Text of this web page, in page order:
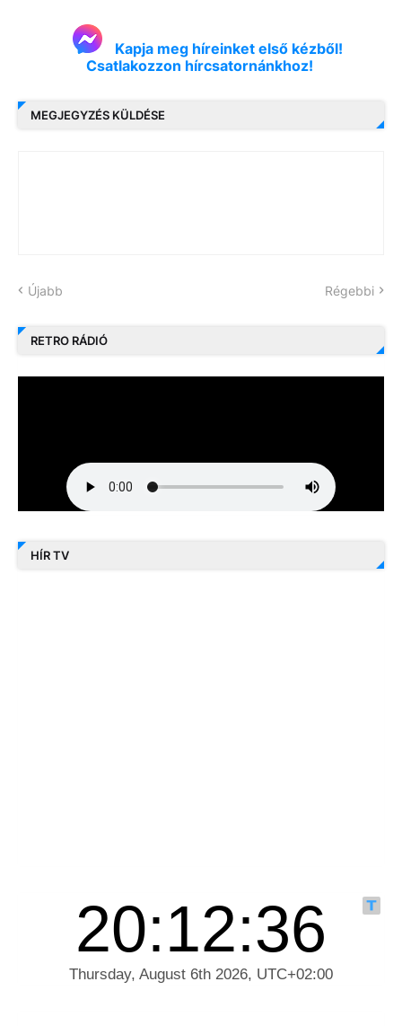
Kapja meg híreinket első kézből!
Csatlakozzon hírcsatornánkhoz!
MEGJEGYZÉS KÜLDÉSE
Újabb Régebbi
RETRO RÁDIÓ
HÍR TV